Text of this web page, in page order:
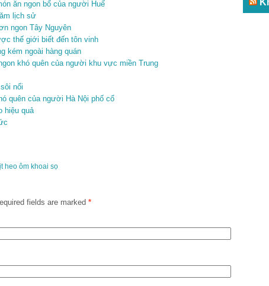
ăn ngon bổ của người Huế
lịch sử
ngon Tây Nguyên
thế giới biết đến tôn vinh
kém ngoài hàng quán
khó quên của người khu vực miền Trung
nổi
quên của người Hà Nội phố cổ
hiệu quả
heo ôm khoai sọ
fields are marked *